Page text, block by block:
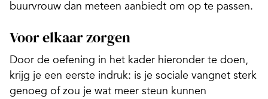
buurvrouw dan meteen aanbiedt om op te passen.
Voor elkaar zorgen
Door de oefening in het kader hieronder te doen,
krijg je een eerste indruk: is je sociale vangnet sterk
genoeg of zou je wat meer steun kunnen